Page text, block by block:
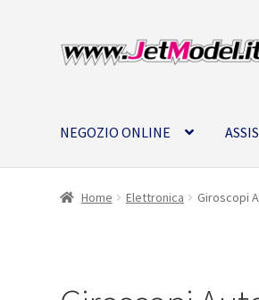
Vai
alla
Vai
al
NEGOZIO ONLINE
Home Elettronica Giroscopi